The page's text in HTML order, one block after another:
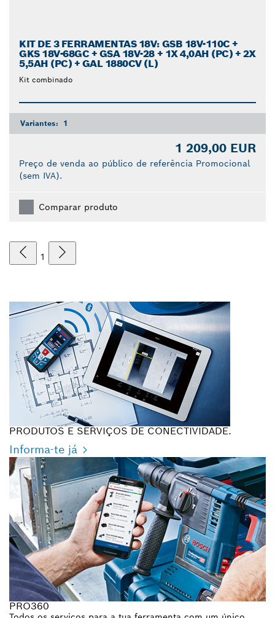
KIT DE 3 FERRAMENTAS 18V: GSB 18V-110C +
GKS 18V-68GC + GSA 18V-28 + 1X 4,0AH (PC) + 2X
5,5AH (PC) + GAL 1880CV (L)
Kit combinado
Variantes: 1
1 209,00 EUR
Preço de venda ao público de referência Promocional
(sem IVA).
Comparar produto
1
PRODUTOS E SERVIÇOS DE CONECTIVIDADE.
Informa-te já
PRO360